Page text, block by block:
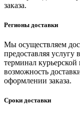
заказа.
Регионы доставки
Мы осуществляем
предоставляя услугу
терминал
возможность
оформлении заказа.
Сроки доставки